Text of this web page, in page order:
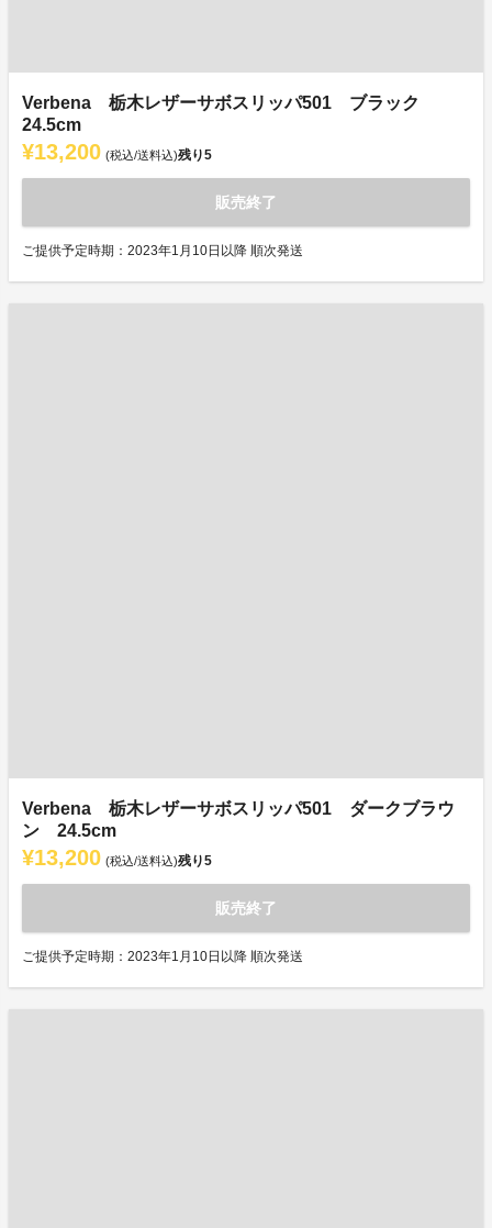
Verbena 栃木レザーサボスリッパ501 ブラック
24.5cm
¥13,200 (税込/送料込)残り5
販売終了
ご提供予定時期：2023年1月10日以降 順次発送
Verbena 栃木レザーサボスリッパ501 ダークブラウ
ン 24.5cm
¥13,200 (税込/送料込)残り5
販売終了
ご提供予定時期：2023年1月10日以降 順次発送